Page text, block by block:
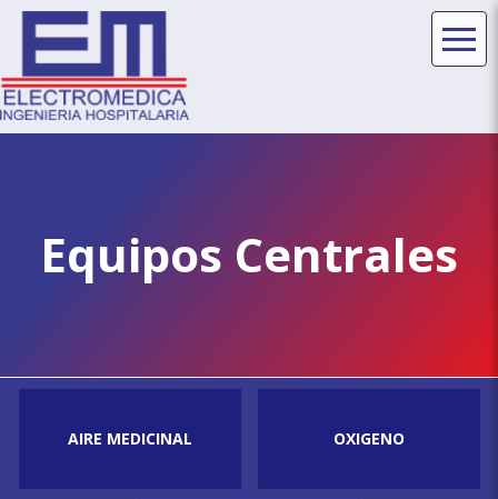
Electromedica
Ingeniería
Equipos
Accesorios
Médicos
Hospitalarios
Equipos Centrales
AIRE MEDICINAL OXIGENO